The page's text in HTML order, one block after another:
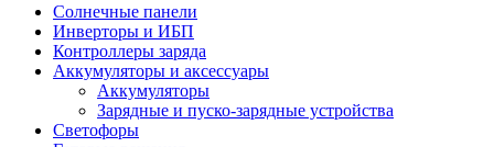
Солнечные панели
Инверторы и ИБП
Контроллеры заряда
Аккумуляторы и аксессуары
Аккумуляторы
Зарядные и пуско-зарядные устройства
Светофоры